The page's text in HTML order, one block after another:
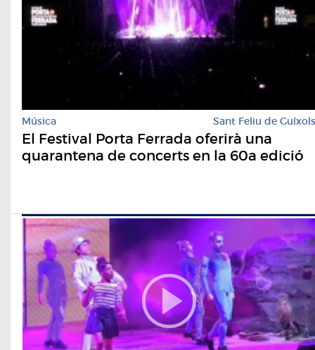
Música Sant Feliu de Guíxols
El Festival Porta Ferrada oferirà una
quarantena de concerts en la 60a edició